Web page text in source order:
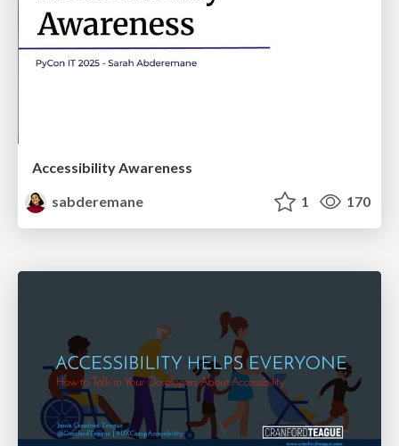
Accessibility Awareness
sabderemane
1 170